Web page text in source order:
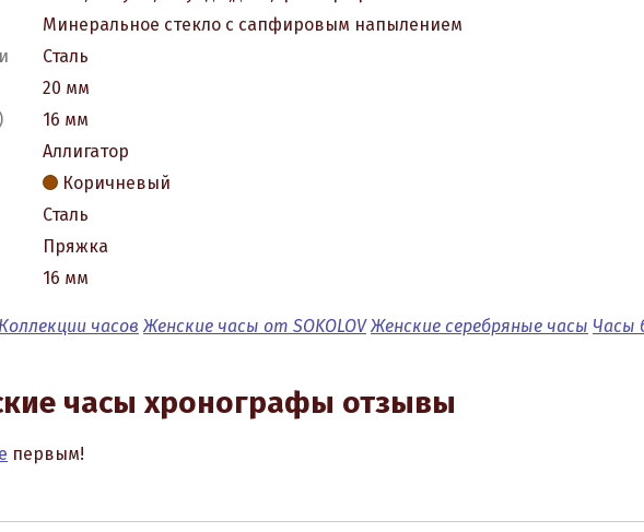
Минеральное стекло с сапфировым напылением
Сталь
20 мм
16 мм
Аллигатор
Коричневый
Сталь
Пряжка
16 мм
Коллекции часов Женские часы от SOKOLOV Женские серебряные часы Часы
часы хронографы отзывы
первым!